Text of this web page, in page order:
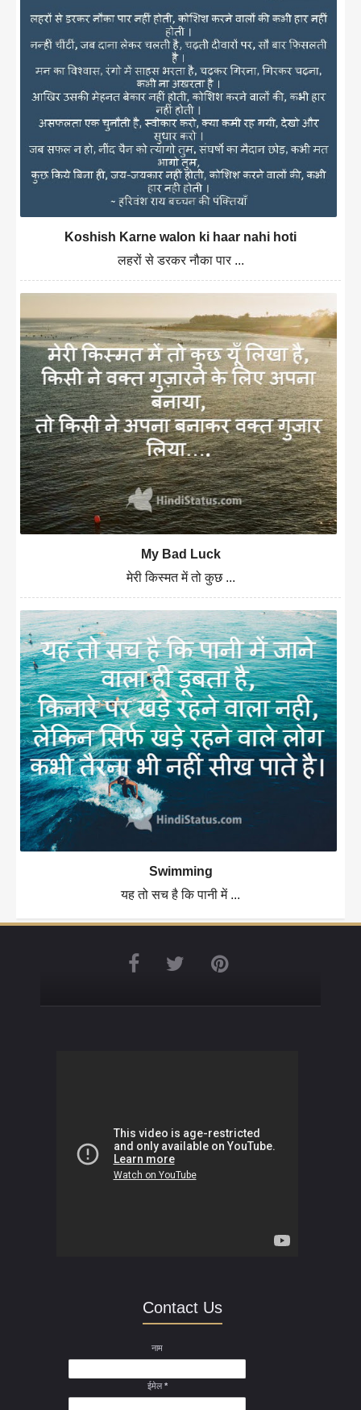
Koshish Karne walon ki haar nahi hoti
लहरों से डरकर नौका पार ...
My Bad Luck
मेरी किस्मत में तो कुछ ...
Swimming
यह तो सच है कि पानी में ...
Contact Us
नाम
ईमेल*